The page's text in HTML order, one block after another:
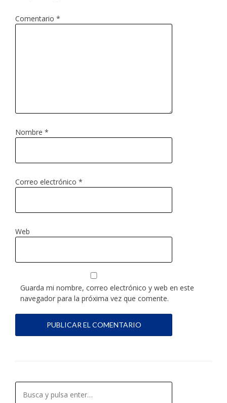
Comentario *
Nombre *
Correo electrónico *
Web
Guarda mi nombre, correo electrónico y web en este
navegador para la próxima vez que comente.